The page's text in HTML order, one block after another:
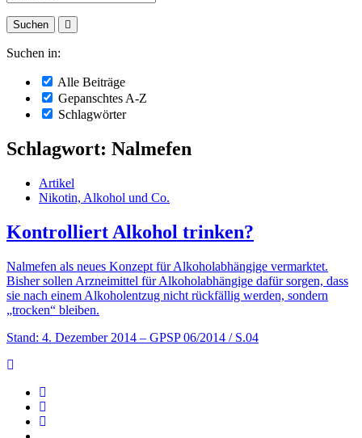
Suchen in:
Alle Beiträge
Gepanschtes A-Z
Schlagwörter
Schlagwort: Nalmefen
Artikel
Nikotin, Alkohol und Co.
Kontrolliert Alkohol trinken?
Nalmefen als neues Konzept für Alkoholabhängige vermarktet.
Bisher sollen Arzneimittel für Alkoholabhängige dafür sorgen, dass
sie nach einem Alkoholentzug nicht rückfällig werden, sondern
„trocken“ bleiben.
Stand: 4. Dezember 2014 – GPSP 06/2014 / S.04